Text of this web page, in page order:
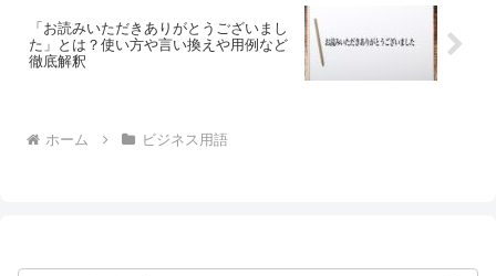
「お読みいただきありがとうございまし
た」とは？使い方や言い換えや用例など
徹底解釈
ホーム ビジネス用語